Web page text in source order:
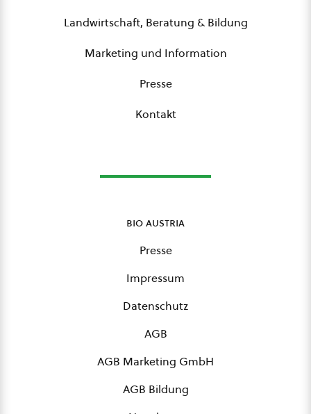
Landwirtschaft, Beratung & Bildung
Marketing und Information
Presse
Kontakt
bio austria
Presse
Impressum
Datenschutz
AGB
AGB Marketing GmbH
AGB Bildung